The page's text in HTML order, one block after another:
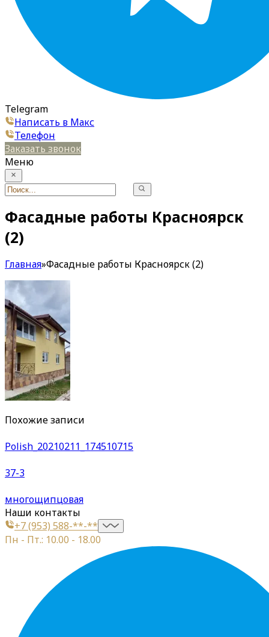
Telegram
Написать в Макс
Телефон
Заказать звонок
Меню
Фасадные работы Красноярск
(2)
Главная»Фасадные работы Красноярск (2)
Похожие записи
Polish_20210211_174510715
37-3
многощипцовая
Наши контакты
+7 (953) 588-**-**
Пн - Пт.: 10.00 - 18.00